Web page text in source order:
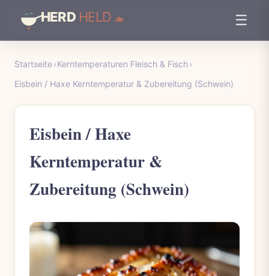
☰
Startseite›Kerntemperaturen Fleisch & Fisch ›
Eisbein / Haxe Kerntemperatur & Zubereitung (Schwein)
Eisbein / Haxe
Kerntemperatur &
Zubereitung (Schwein)